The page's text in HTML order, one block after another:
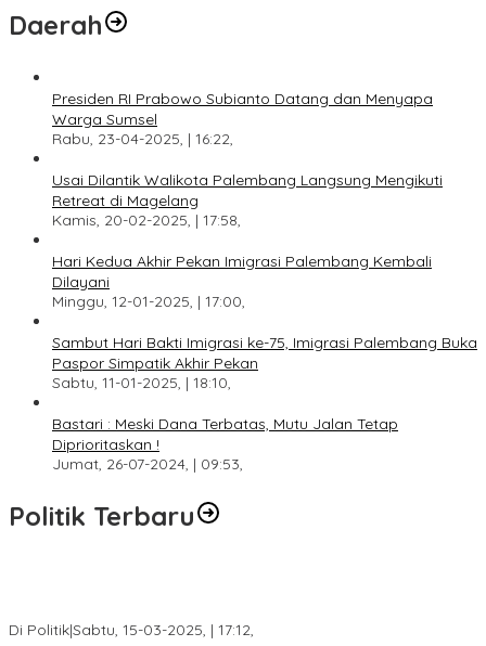
Daerah
Presiden RI Prabowo Subianto Datang dan Menyapa
Warga Sumsel
Rabu, 23-04-2025, | 16:22,
Usai Dilantik Walikota Palembang Langsung Mengikuti
Retreat di Magelang
Kamis, 20-02-2025, | 17:58,
Hari Kedua Akhir Pekan Imigrasi Palembang Kembali
Dilayani
Minggu, 12-01-2025, | 17:00,
Sambut Hari Bakti Imigrasi ke-75, Imigrasi Palembang Buka
Paspor Simpatik Akhir Pekan
Sabtu, 11-01-2025, | 18:10,
Bastari : Meski Dana Terbatas, Mutu Jalan Tetap
Diprioritaskan !
Jumat, 26-07-2024, | 09:53,
Politik Terbaru
Di Politik|Sabtu, 15-03-2025, | 17:12,